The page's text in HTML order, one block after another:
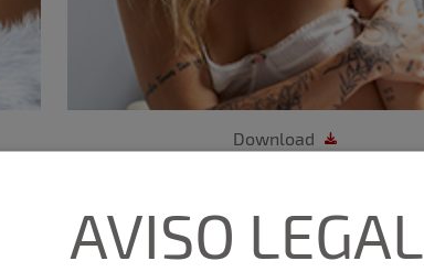
Download
AVISO LEGAL